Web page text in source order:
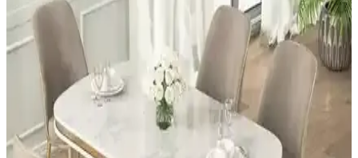
ÖzSa Home 6 Adet Lüx Gold Çay Kaşığı Seti Zarif
ve Dayanıklı Sunum Araçları
ÖzSa Home'un 6'lı gold çay kaşığı seti, şık tasarımı ve paslanmaz
çelik malzemesiyle uzun ömürlü kullanım sağlar. Sofralara zariflik
katar, hediye olarak da ideal.
Effe Yapı Dekor Gold ve Siyah Metal Çerçeveli
Aynalar Karşılaştırması